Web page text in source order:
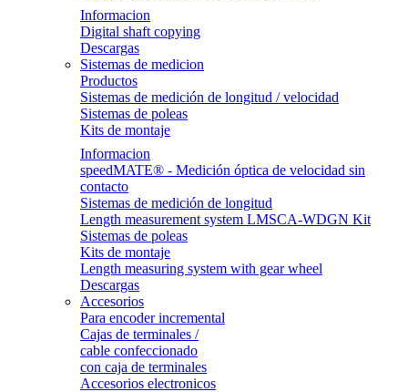
Informacion
Digital shaft copying
Descargas
Sistemas de medicion
Productos
Sistemas de medición de longitud / velocidad
Sistemas de poleas
Kits de montaje
Informacion
speedMATE® - Medición óptica de velocidad sin
contacto
Sistemas de medición de longitud
Length measurement system LMSCA-WDGN Kit
Sistemas de poleas
Kits de montaje
Length measuring system with gear wheel
Descargas
Accesorios
Para encoder incremental
Cajas de terminales /
cable confeccionado
con caja de terminales
Accesorios electronicos